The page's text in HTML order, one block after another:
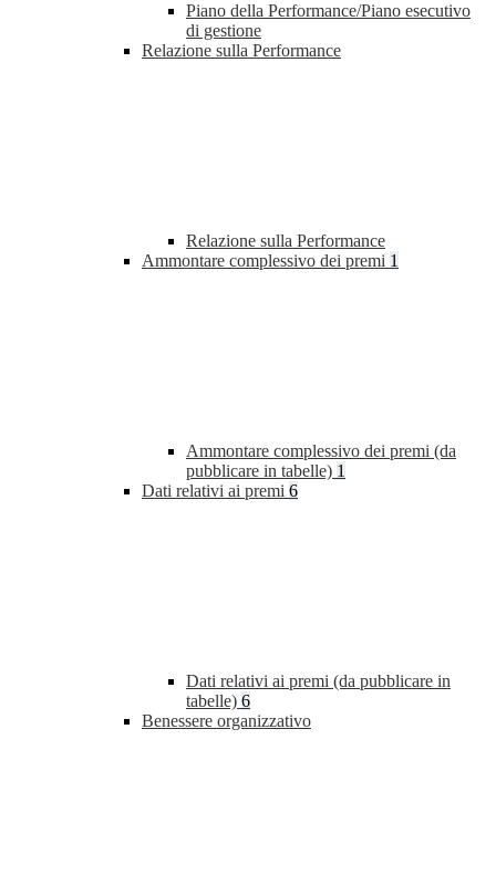
Piano della Performance/Piano esecutivo
di gestione
Relazione sulla Performance
Relazione sulla Performance
Ammontare complessivo dei premi 1
Ammontare complessivo dei premi (da
pubblicare in tabelle) 1
Dati relativi ai premi 6
Dati relativi ai premi (da pubblicare in
tabelle) 6
Benessere organizzativo